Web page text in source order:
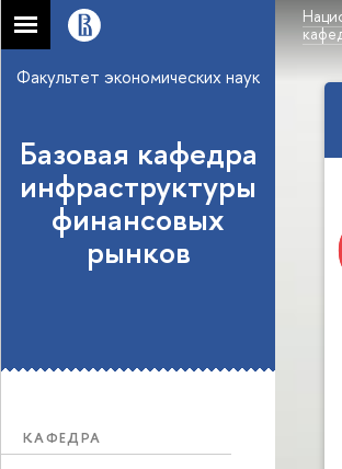
Факультет экономических наук
Базовая кафедра
инфраструктуры
финансовых
рынков
КАФЕДРА